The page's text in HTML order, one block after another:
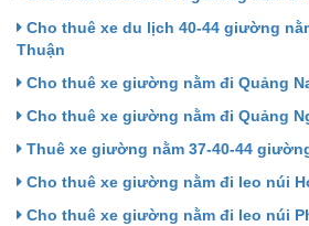
Cho thuê xe du lịch 40-44 giường
Thuận
Cho thuê xe giường nằm đi Quảng
Cho thuê xe giường nằm đi Quảng
Thuê xe giường nằm 37-40-44
Cho thuê xe giường nằm đi leo núi
Cho thuê xe giường nằm đi leo núi